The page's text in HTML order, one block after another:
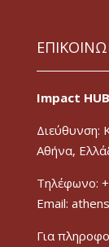
Impact
Διεύθυνση:
Αθήνα,
Τηλέφωνο:
Email:
Για